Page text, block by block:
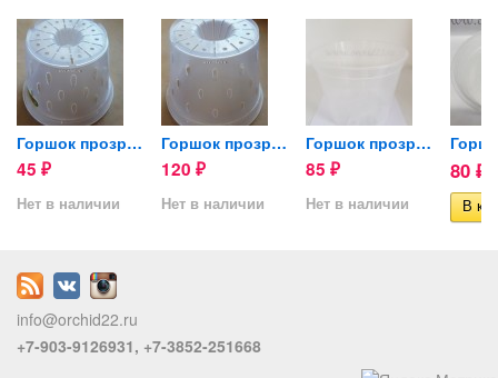
Горшок прозрачный для...
45 ₽
Нет в наличии
Горшок прозрачный для...
120 ₽
Нет в наличии
Горшок прозрачный для...
85 ₽
Нет в наличии
80 ₽
info@orchid22.ru
+7-903-9126931, +7-3852-251668